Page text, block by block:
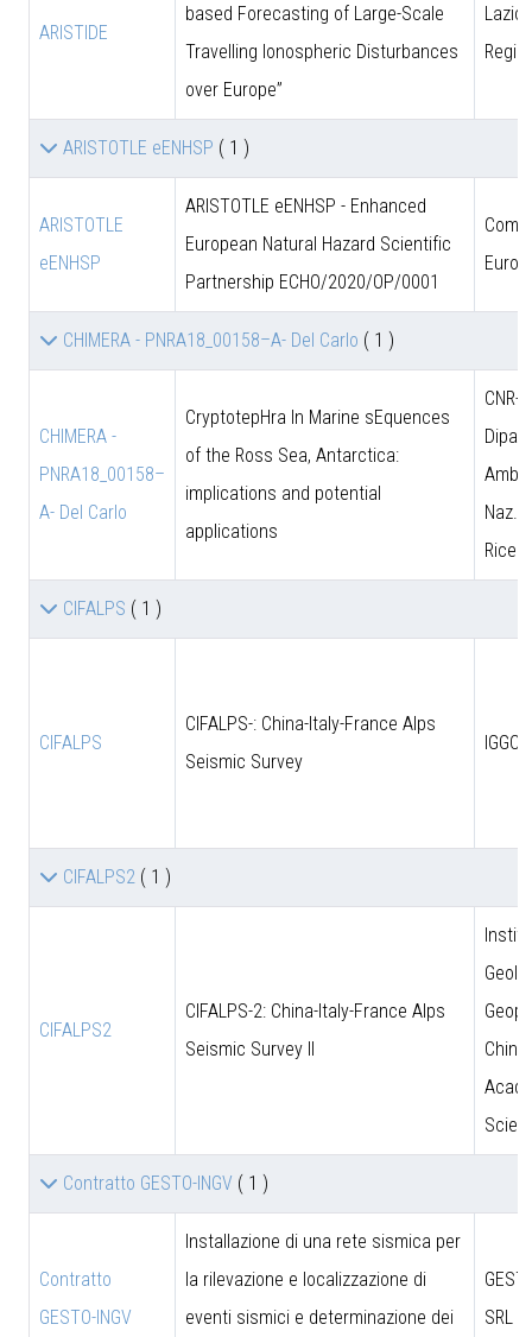
ARISTIDE
based Forecasting of Large-Scale
Travelling Ionospheric Disturbances
over Europe”
Lazio
ARISTOTLE eENHSP ( 1 )
ARISTOTLE
eENHSP
ARISTOTLE eENHSP - Enhanced
European Natural Hazard Scientific
Partnership ECHO/2020/OP/0001
CHIMERA - PNRA18_00158–A- Del Carlo ( 1 )
CHIMERA -
PNRA18_00158–
A- Del Carlo
CryptotepHra In Marine sEquences
of the Ross Sea, Antarctica:
implications and potential
applications
CNR-
Amb.
Naz.
CIFALPS ( 1 )
CIFALPS
CIFALPS-: China-Italy-France Alps
Seismic Survey
CIFALPS2 ( 1 )
CIFALPS2
CIFALPS-2: China-Italy-France Alps
Seismic Survey II
Contratto GESTO-INGV ( 1 )
Contratto
GESTO-INGV
Installazione di una rete sismica per
la rilevazione e localizzazione di
eventi sismici e determinazione dei
SRL